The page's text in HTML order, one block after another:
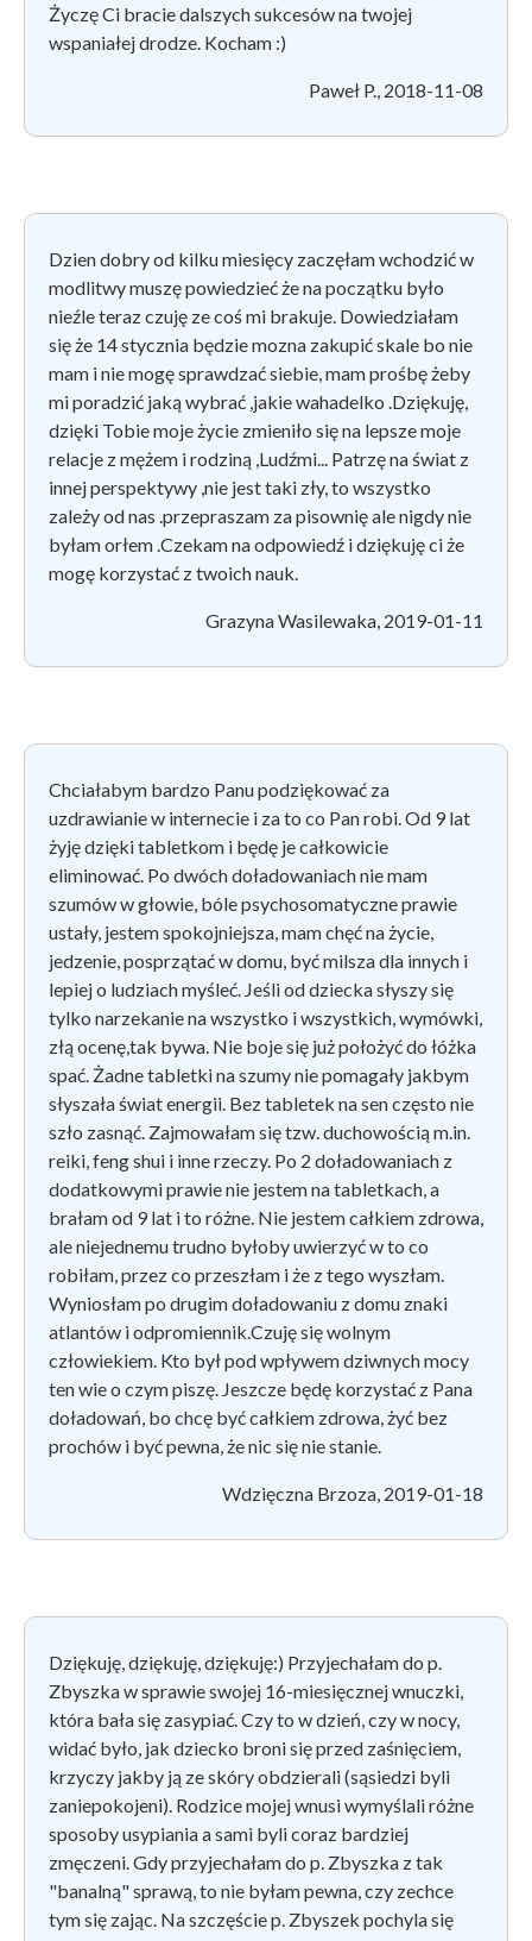
Życzę Ci bracie dalszych sukcesów na twojej
wspaniałej drodze. Kocham :)
Paweł P., 2018-11-08
Dzien dobry od kilku miesięcy zaczęłam wchodzić w
modlitwy muszę powiedzieć że na początku było
nieźle teraz czuję ze coś mi brakuje. Dowiedziałam
się że 14 stycznia będzie mozna zakupić skale bo nie
mam i nie mogę sprawdzać siebie, mam prośbę żeby
mi poradzić jaką wybrać ,jakie wahadelko .Dziękuję,
dzięki Tobie moje życie zmieniło się na lepsze moje
relacje z mężem i rodziną ,Ludźmi... Patrzę na świat z
innej perspektywy ,nie jest taki zły, to wszystko
zależy od nas .przepraszam za pisownię ale nigdy nie
byłam orłem .Czekam na odpowiedź i dziękuję ci że
mogę korzystać z twoich nauk.
Grazyna Wasilewaka, 2019-01-11
Chciałabym bardzo Panu podziękować za
uzdrawianie w internecie i za to co Pan robi. Od 9 lat
żyję dzięki tabletkom i będę je całkowicie
eliminować. Po dwóch doładowaniach nie mam
szumów w głowie, bóle psychosomatyczne prawie
ustały, jestem spokojniejsza, mam chęć na życie,
jedzenie, posprzątać w domu, być milsza dla innych i
lepiej o ludziach myśleć. Jeśli od dziecka słyszy się
tylko narzekanie na wszystko i wszystkich, wymówki,
złą ocenę,tak bywa. Nie boje się już położyć do łóżka
spać. Żadne tabletki na szumy nie pomagały jakbym
słyszała świat energii. Bez tabletek na sen często nie
szło zasnąć. Zajmowałam się tzw. duchowością m.in.
reiki, feng shui i inne rzeczy. Po 2 doładowaniach z
dodatkowymi prawie nie jestem na tabletkach, a
brałam od 9 lat i to różne. Nie jestem całkiem zdrowa,
ale niejednemu trudno byłoby uwierzyć w to co
robiłam, przez co przeszłam i że z tego wyszłam.
Wyniosłam po drugim doładowaniu z domu znaki
atlantów i odpromiennik.Czuję się wolnym
człowiekiem. Kto był pod wpływem dziwnych mocy
ten wie o czym piszę. Jeszcze będę korzystać z Pana
doładowań, bo chcę być całkiem zdrowa, żyć bez
prochów i być pewna, że nic się nie stanie.
Wdzięczna Brzoza, 2019-01-18
Dziękuję, dziękuję, dziękuję:) Przyjechałam do p.
Zbyszka w sprawie swojej 16-miesięcznej wnuczki,
która bała się zasypiać. Czy to w dzień, czy w nocy,
widać było, jak dziecko broni się przed zaśnięciem,
krzyczy jakby ją ze skóry obdzierali (sąsiedzi byli
zaniepokojeni). Rodzice mojej wnusi wymyślali różne
sposoby usypiania a sami byli coraz bardziej
zmęczeni. Gdy przyjechałam do p. Zbyszka z tak
"banalną" sprawą, to nie byłam pewna, czy zechce
tym się zając. Na szczęście p. Zbyszek pochyla się